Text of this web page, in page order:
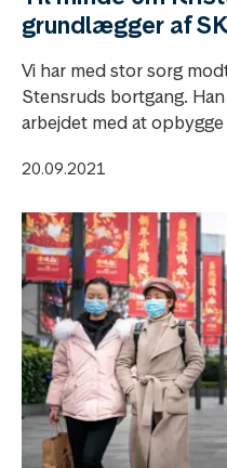
grundlægger af
Vi har med stor sorg
Stensruds bortgang.
arbejdet med at opbygge
20.09.2021